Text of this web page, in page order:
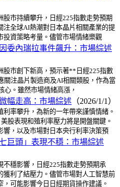
股市持續攀升，日經225指數走勢預期
注全球AI熱潮對日本晶片相關產業的提
投資策略考量。儘管市場情緒樂觀
委內瑞拉事件飆升：市場綜述
股市創下新高，預示著**日經225指數
注晶片製造商及AI相關類股，作為當
。雖然市場情緒高漲，
幅走高：市場綜述 （2026/1/1）
率攀升，為新的一年帶來謹慎情緒。
股表現和殖利率壓力將是開盤關鍵。
響，以及市場對日本央行利率決策預
巨頭」表現不穩：市場綜述
不穩影響，日經225指數走勢預期承
獲利了結壓力。儘管市場對人工智慧前
可能影響今日日經期貨操作建議。